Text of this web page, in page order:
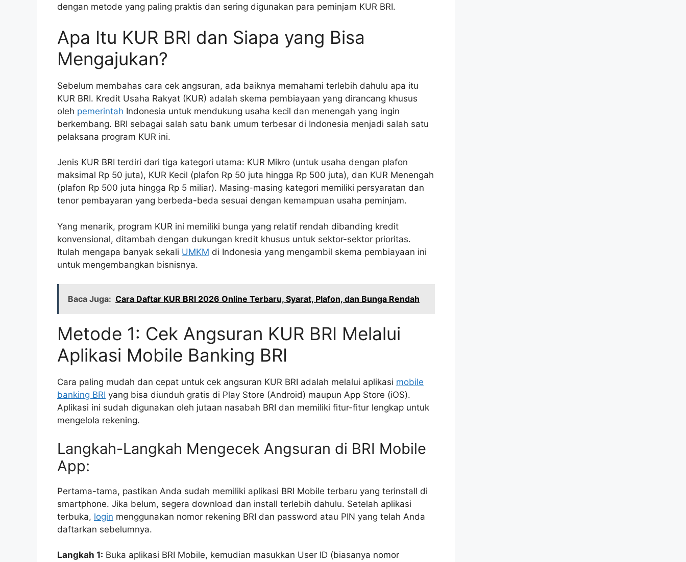
dengan metode yang paling praktis dan sering digunakan para peminjam KUR BRI.
Apa Itu KUR BRI dan Siapa yang Bisa
Mengajukan?
Sebelum membahas cara cek angsuran, ada baiknya memahami terlebih dahulu apa itu
KUR BRI. Kredit Usaha Rakyat (KUR) adalah skema pembiayaan yang dirancang khusus
oleh pemerintah Indonesia untuk mendukung usaha kecil dan menengah yang ingin
berkembang. BRI sebagai salah satu bank umum terbesar di Indonesia menjadi salah satu
pelaksana program KUR ini.
Jenis KUR BRI terdiri dari tiga kategori utama: KUR Mikro (untuk usaha dengan plafon
maksimal Rp 50 juta), KUR Kecil (plafon Rp 50 juta hingga Rp 500 juta), dan KUR Menengah
(plafon Rp 500 juta hingga Rp 5 miliar). Masing-masing kategori memiliki persyaratan dan
tenor pembayaran yang berbeda-beda sesuai dengan kemampuan usaha peminjam.
Yang menarik, program KUR ini memiliki bunga yang relatif rendah dibanding kredit
konvensional, ditambah dengan dukungan kredit khusus untuk sektor-sektor prioritas.
Itulah mengapa banyak sekali UMKM di Indonesia yang mengambil skema pembiayaan ini
untuk mengembangkan bisnisnya.
Baca Juga: Cara Daftar KUR BRI 2026 Online Terbaru, Syarat, Plafon, dan Bunga Rendah
Metode 1: Cek Angsuran KUR BRI Melalui
Aplikasi Mobile Banking BRI
Cara paling mudah dan cepat untuk cek angsuran KUR BRI adalah melalui aplikasi mobile
banking BRI yang bisa diunduh gratis di Play Store (Android) maupun App Store (iOS).
Aplikasi ini sudah digunakan oleh jutaan nasabah BRI dan memiliki fitur-fitur lengkap untuk
mengelola rekening.
Langkah-Langkah Mengecek Angsuran di BRI Mobile
App:
Pertama-tama, pastikan Anda sudah memiliki aplikasi BRI Mobile terbaru yang terinstall di
smartphone. Jika belum, segera download dan install terlebih dahulu. Setelah aplikasi
terbuka, login menggunakan nomor rekening BRI dan password atau PIN yang telah Anda
daftarkan sebelumnya.
Langkah 1: Buka aplikasi BRI Mobile, kemudian masukkan User ID (biasanya nomor